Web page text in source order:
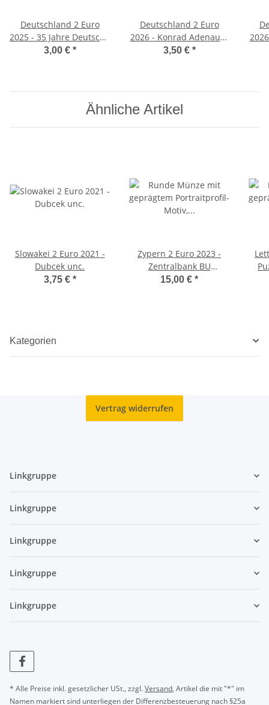
Deutschland 2 Euro
2025 - 35 Jahre Deutsche
Einheit G unc.*
3,00 € *
Deutschland 2 Euro
2026 - Konrad Adenauer
- D*
3,50 € *
Ähnliche Artikel
Slowakei 2 Euro 2021 -
Dubcek unc.
3,75 € *
Zypern 2 Euro 2023 -
Zentralbank BU
Coincard
15,00 € *
Kategorien
Vertrag widerrufen
Linkgruppe
Linkgruppe
Linkgruppe
Linkgruppe
Linkgruppe
* Alle Preise inkl. gesetzlicher USt., zzgl.Versand, Artikel die mit "*" im
Namen markiert sind unterliegen der Differenzbesteuerung nach §25a